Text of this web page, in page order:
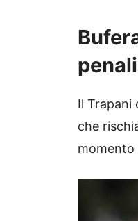
Il Trapani
che
momento